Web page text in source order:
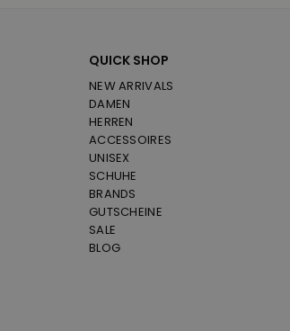
QUICK SHOP
NEW ARRIVALS
DAMEN
HERREN
ACCESSOIRES
UNISEX
SCHUHE
BRANDS
GUTSCHEINE
SALE
BLOG